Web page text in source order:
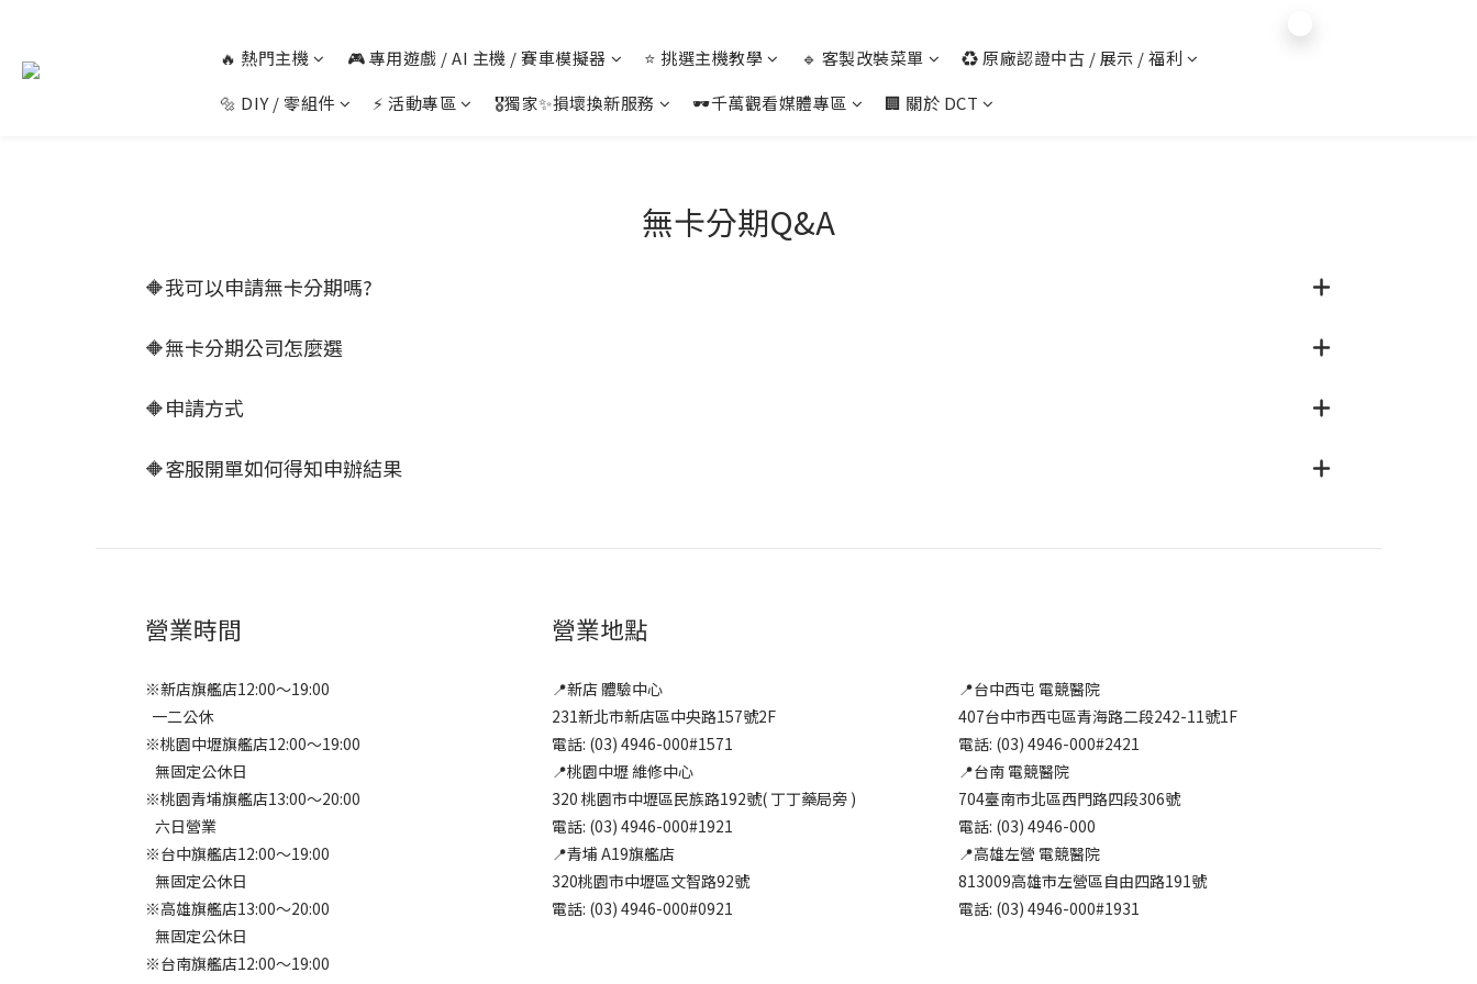
🔥 熱門主機 🎮 專用遊戲 / AI 主機 / 賽車模擬器 ⭐ 挑選主機教學 🔹 客製改裝菜單
♻️ 原廠認證中古 / 展示 / 福利
🔩 DIY / 零組件
⚡ 活動專區 🎖️獨家✨損壞換新服務 🕶️千萬觀看媒體專區 🏢 關於 DCT
無卡分期Q&A
🔶我可以申請無卡分期嗎?
🔶無卡分期公司怎麼選
🔶申請方式
🔶客服開單如何得知申辦結果
營業時間
※新店旗艦店12:00～19:00
一二公休
※桃園中壢旗艦店12:00～19:00
無固定公休日
※桃園青埔旗艦店13:00～20:00
六日營業
※台中旗艦店12:00～19:00
無固定公休日
※高雄旗艦店13:00～20:00
無固定公休日
※台南旗艦店12:00～19:00
營業地點
📍新店 體驗中心
231新北市新店區中央路157號2F
電話: (03) 4946-000#1571
📍桃園中壢 維修中心
320 桃園市中壢區民族路192號( 丁丁藥局旁 )
電話: (03) 4946-000#1921
📍青埔 A19旗艦店
320桃園市中壢區文智路92號
電話: (03) 4946-000#0921
📍台中西屯 電競醫院
407台中市西屯區青海路二段242-11號1F
電話: (03) 4946-000#2421
📍台南 電競醫院
704臺南市北區西門路四段306號
電話: (03) 4946-000
📍高雄左營 電競醫院
813009高雄市左營區自由四路191號
電話: (03) 4946-000#1931